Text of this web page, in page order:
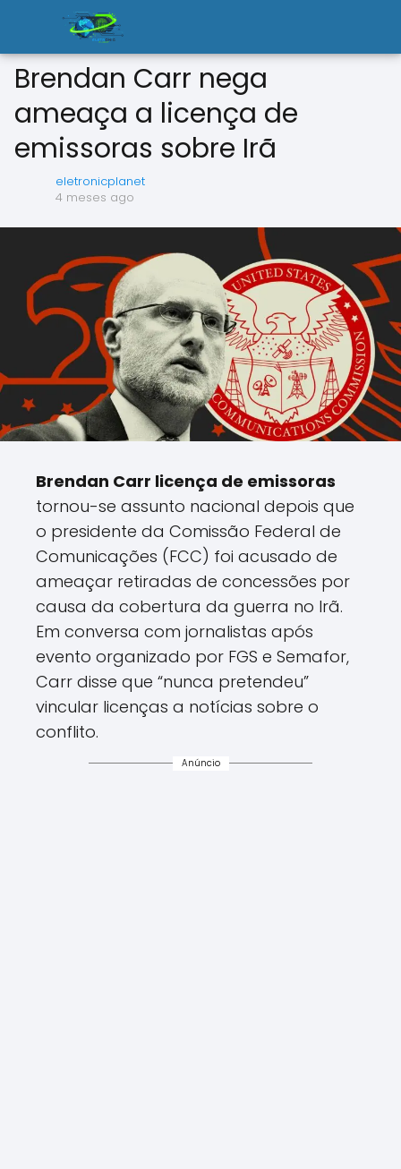
Brendan Carr nega
ameaça a licença de
emissoras sobre Irã
eletronicplanet
4 meses ago
Brendan Carr licença de emissoras
tornou-se assunto nacional depois que
o presidente da Comissão Federal de
Comunicações (FCC) foi acusado de
ameaçar retiradas de concessões por
causa da cobertura da guerra no Irã.
Em conversa com jornalistas após
evento organizado por FGS e Semafor,
Carr disse que “nunca pretendeu”
vincular licenças a notícias sobre o
conflito.
Anúncio